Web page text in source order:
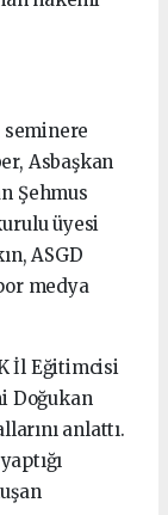
seminere
Asbaşkan
Şehmus
üyesi
ASGD
medya
İl Eğitimcisi
Doğukan
anlattı.